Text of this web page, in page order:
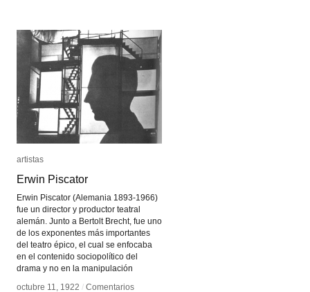
artistas
Erwin Piscator
Erwin Piscator (Alemania 1893-1966)
fue un director y productor teatral
alemán. Junto a Bertolt Brecht, fue uno
de los exponentes más importantes
del teatro épico, el cual se enfocaba
en el contenido sociopolítico del
drama y no en la manipulación
octubre 11, 1922 / Comentarios
artistas
Erwin Piscator
octubre 11, 1922 / Comentarios